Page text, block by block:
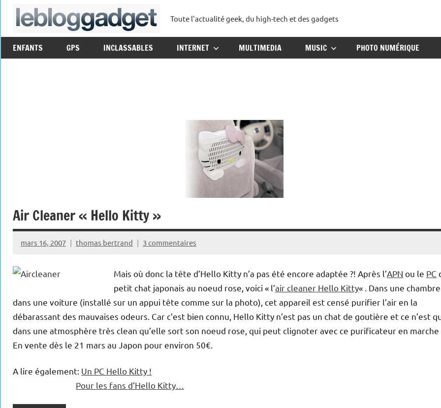
Aller
lebloggadget
Toute l'actualité geek, du high-tech et des gadgets
ENFANTS GPS INCLASSABLES INTERNET MULTIMEDIA MUSIC PHOTO NUMÉRIQUE
Air Cleaner « Hello Kitty »
mars 16, 2007 thomas bertrand 3 commentaires
Mais où donc la tête d’Hello Kitty n’a pas été encore adaptée ?! Après l’APN ou le PC
petit chat japonais au noeud rose, voici « l’air cleaner Hello Kitty« . Dans une
dans une voiture (installé sur un appui tête comme sur la photo), cet appareil est censé purifier l’air en la
débarassant des mauvaises odeurs. Car c’est bien connu, Hello Kitty n’est pas un chat de goutière et ce n’est
dans une atmosphère très clean qu’elle sort son noeud rose, qui peut clignoter avec ce purificateur en marche
En vente dès le 21 mars au Japon pour environ 50€.
A lire également: Un PC Hello Kitty !
Pour les fans d’Hello Kitty…